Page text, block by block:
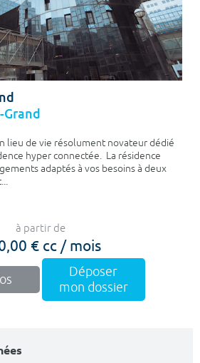
Grand
lieu de vie résolument novateur dédié
hyper connectée. La résidence
adaptés à vos besoins à deux
à partir de
€ cc / mois
Déposer
mon dossier